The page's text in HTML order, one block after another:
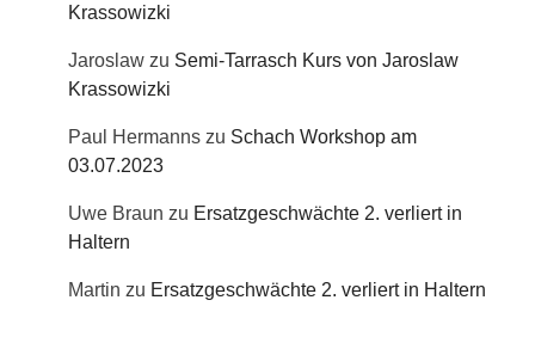
Krassowizki
Jaroslaw zu Semi-Tarrasch Kurs von Jaroslaw
Krassowizki
Paul Hermanns zu Schach Workshop am
03.07.2023
Uwe Braun zu Ersatzgeschwächte 2. verliert in
Haltern
Martin zu Ersatzgeschwächte 2. verliert in Haltern